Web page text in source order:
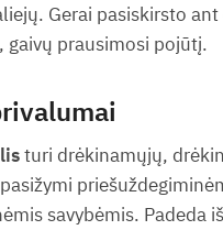
Gerai pasiskirsto
gaivų prausimosi pojūtį.
turi drėkinamųjų,
savybėmis. Padeda